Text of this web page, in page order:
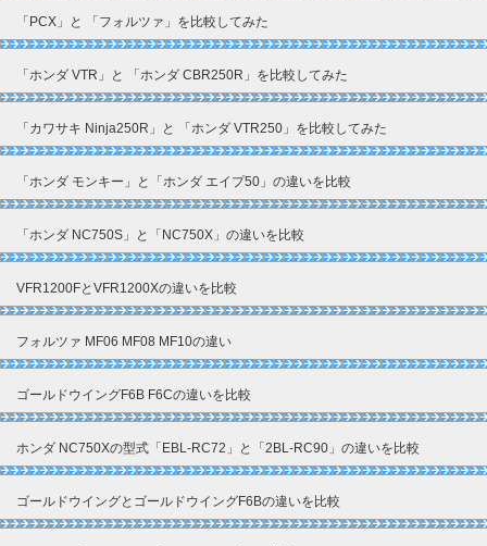
「PCX」と 「フォルツァ」を比較してみた
「ホンダ VTR」と 「ホンダ CBR250R」を比較してみた
「カワサキ Ninja250R」と 「ホンダ VTR250」を比較してみた
「ホンダ モンキー」と「ホンダ エイプ50」の違いを比較
「ホンダ NC750S」と「NC750X」の違いを比較
VFR1200FとVFR1200Xの違いを比較
フォルツァ MF06 MF08 MF10の違い
ゴールドウイングF6B F6Cの違いを比較
ホンダ NC750Xの型式「EBL-RC72」と「2BL-RC90」の違いを比較
ゴールドウイングとゴールドウイングF6Bの違いを比較